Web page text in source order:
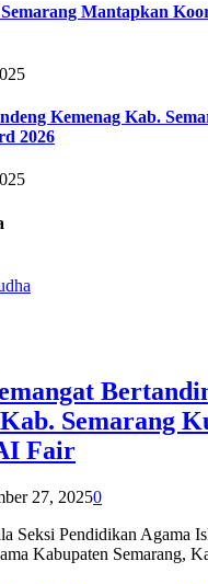
Mantapkan
Kemenag Kab.
2026
Semarang
Fair
27, 20250
Seksi Pendidikan Agama
Kabupaten Semarang,